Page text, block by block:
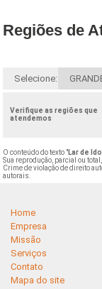
Regiões de
Selecione:
Verifique as regiões que
atendemos
O conteúdo do texto "Lar de
Sua reprodução, parcial ou
Crime de violação de direito
autorais
Home
Empresa
Missão
Serviços
Contato
Mapa do site